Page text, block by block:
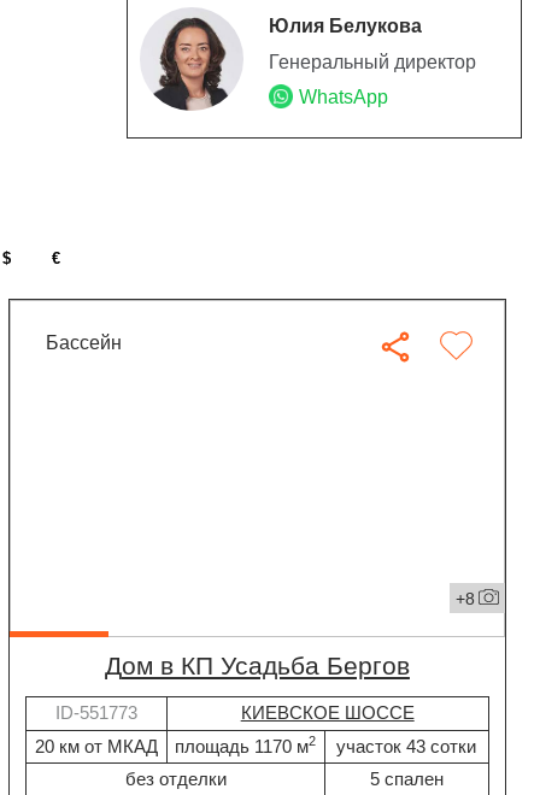
Юлия Белукова
Генеральный директор
WhatsApp
$ €
бассейн
+8
дом в КП Усадьба Бергов
ID-551773
КИЕВСКОЕ ШОССЕ
20 км от МКАД
площадь 1170 м2
участок 43 сотки
без отделки
5 спален